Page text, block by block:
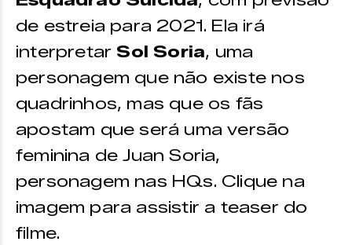
de estreia para 2021. Ela irá
interpretar Sol Soria, uma
personagem que não existe nos
quadrinhos, mas que os fãs
apostam que será uma versão
feminina de Juan Soria,
personagem nas HQs. Clique na
imagem para assistir a teaser do
filme.